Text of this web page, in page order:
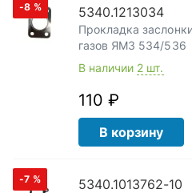
-8 % 5340.1213034
Прокладка
газов ЯМЗ 534/536
В наличии 2 шт.
110 ₽
В корзину
-7 % 5340.1013762-10